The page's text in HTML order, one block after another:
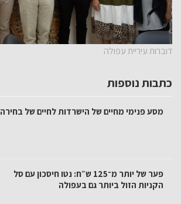
דוברות עיריית עפולה
כתבות נוספות
מסע פנימי מחיים של הישרדות לחיים של בחירה
פער של יותר מ־125 ש״ח: נטו חיסכון עם סל
הקניות הזול ביותר גם בעפולה